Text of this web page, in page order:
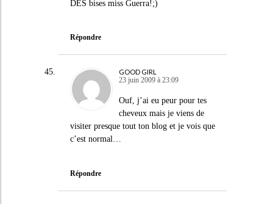
DES bises miss Guerra!;)
Répondre
GOOD GIRL
23 juin 2009 à 23:09
Ouf, j’ai eu peur pour tes
cheveux mais je viens de
visiter presque tout ton blog et je vois que
c’est normal…
Répondre